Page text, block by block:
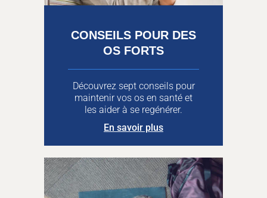
CONSEILS POUR DES
OS FORTS
Découvrez sept conseils pour
maintenir vos os en santé et
les aider à se regénérer.
En savoir plus